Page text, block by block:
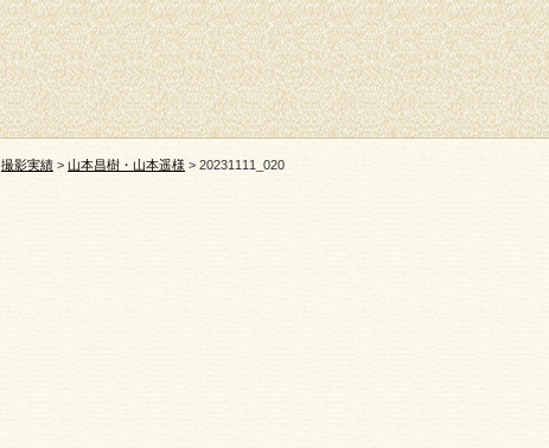
撮影実績 > 山本昌樹・山本遥様 > 20231111_020